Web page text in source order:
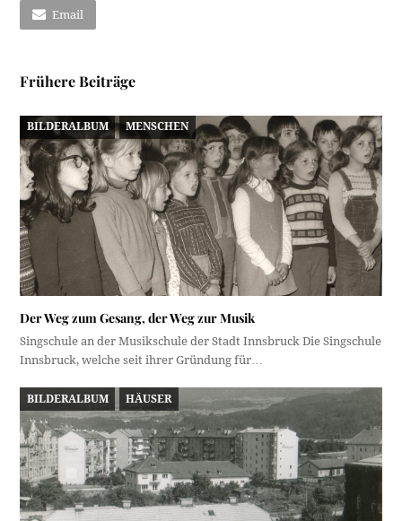
Email
Frühere Beiträge
BILDERALBUM MENSCHEN
Der Weg zum Gesang, der Weg zur Musik
Singschule an der Musikschule der Stadt Innsbruck Die Singschule
Innsbruck, welche seit ihrer Gründung für…
BILDERALBUM HÄUSER